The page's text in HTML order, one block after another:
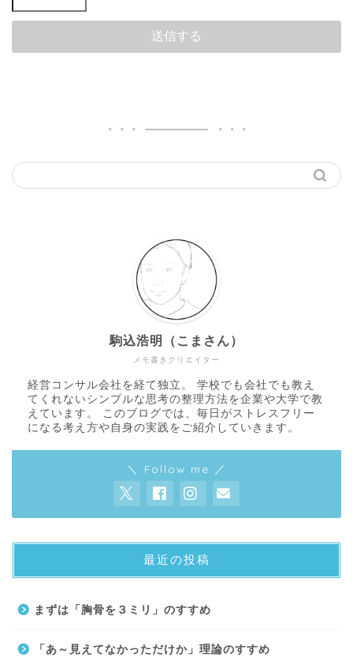
メモ書きクリエイター
駒込浩明（こまさん）
経営コンサル会社を経て独立。 学校でも会社でも教え
てくれないシンプルな思考の整理方法を企業や大学で教
えています。 このブログでは、毎日がストレスフリー
になる考え方や自身の実践をご紹介していきます。
＼ Follow me ／
最近の投稿
まずは「胸骨を３ミリ」のすすめ
「あ～見えてなかっただけか」理論のすすめ